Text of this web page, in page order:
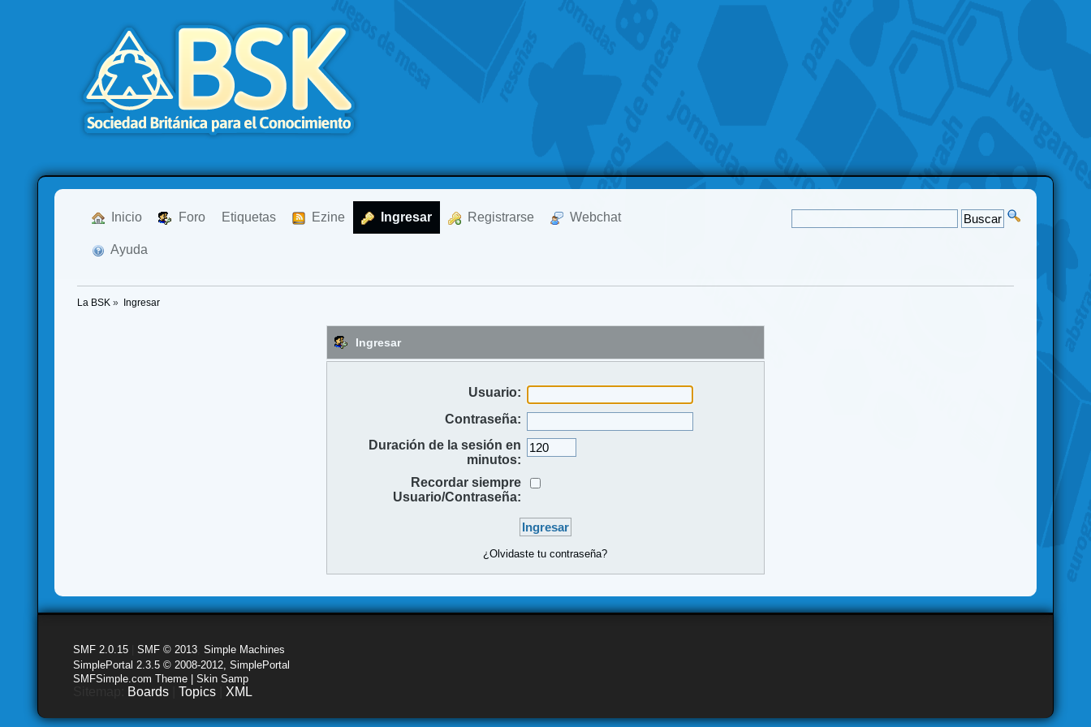
Inicio Foro Etiquetas Ezine Ingresar Registrarse Webchat
Ayuda
La BSK » Ingresar
Ingresar
Usuario:
Contraseña:
Duración de la sesión en
minutos:
Recordar siempre
Usuario/Contraseña:
¿Olvidaste tu contraseña?
SMF 2.0.15 |SMF © 2013 ,Simple Machines
SimplePortal 2.3.5 © 2008-2012, SimplePortal
SMFSimple.com Theme | Skin Samp
Boards |Topics XML